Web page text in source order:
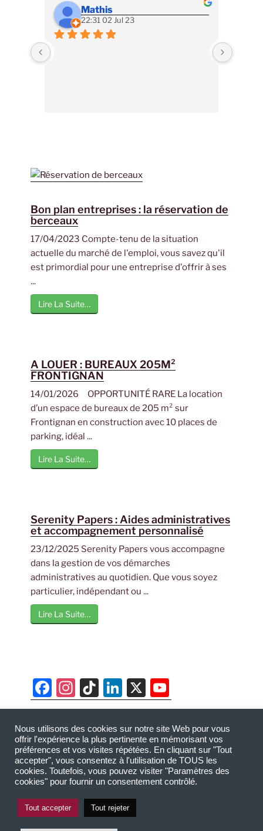
Mathis
22:31 02 Jul 23
Bon plan entreprises : la réservation de
berceaux
17/04/2023 Compte-tenu de la situation
actuelle du marché de l'emploi, vous savez qu'il
est primordial pour une entreprise d'offrir à ses
...
Lire La Suite…
A LOUER : BUREAUX 205M²
FRONTIGNAN
14/01/2026 OPPORTUNITÉ RARE La location
d’un espace de bureaux de 205 m² sur
Frontignan en construction avec 10 places de
parking, idéal ...
Lire La Suite…
Serenity Papers : Aides administratives
et accompagnement personnalisé
23/12/2025 Serenity Papers vous accompagne
dans la gestion de vos démarches
administratives au quotidien. Que vous soyez
particulier, indépendant ou ...
Lire La Suite…
F
a
c
e
b
o
o
k
In
st
a
gr
a
m
Ti
k
T
o
k
Li
n
k
e
dI
n
X
o
u
T
u
b
AUGEFI - Cabinet d’audit et expertise comptable
basé à Agde, Bassin de Thau, Montpellier,
Narbonne, Pézenas et Villeneuve-lès-Béziers.
Copyright @ 2026 augefi.fr-Mentions légales-
Politique de confidentialité RGPD
Nous utilisons des cookies sur notre site Web pour vous
offrir l'expérience la plus pertinente en mémorisant vos
préférences et vos visites répétées. En cliquant sur "Tout
accepter", vous consentez à l'utilisation de TOUS les
cookies. Toutefois, vous pouvez visiter "Paramètres des
cookies" pour fournir un consentement contrôlé.
Tout accepter Tout rejeter